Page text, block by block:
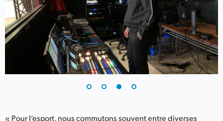
« Pour l’esport, nous commutons souvent entre diverses